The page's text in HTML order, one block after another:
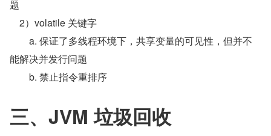
题
2）volatile 关键字
a. 保证了多线程环境下，共享变量的可见性，但并不
能解决并发行问题
b. 禁止指令重排序
三、JVM 垃圾回收